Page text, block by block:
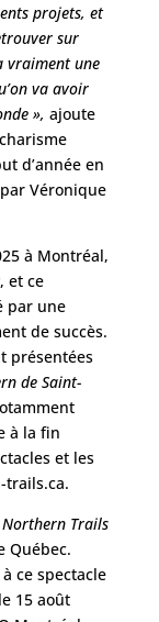
projets, et
sur
vraiment une
va avoir
», ajoute
d’année en
Véronique
à Montréal,
et ce
par une
de succès.
présentées
de Saint-
à la fin
et les
trails.ca.
Northern Trails
Québec.
ce spectacle
15 août